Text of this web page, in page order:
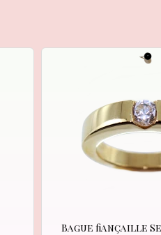
Bague fiançaille